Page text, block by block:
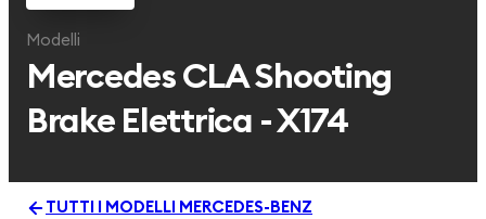
Modelli
Mercedes CLA Shooting
Brake Elettrica - X174
TUTTI I MODELLI MERCEDES-BENZ